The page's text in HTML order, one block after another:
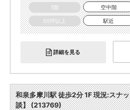
1階
空中階
50坪以上
駅近
詳細を見る
和泉多摩川駅 徒歩2分 1F 現況:スナ
談】 (213769)